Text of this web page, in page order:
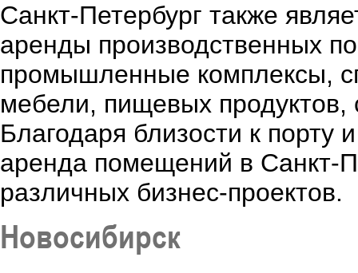
Санкт-Петербург также
аренды производственных
промышленные комплексы,
мебели, пищевых продуктов,
Благодаря близости к порту
аренда помещений в Санкт-
различных бизнес-проектов.
Новосибирск